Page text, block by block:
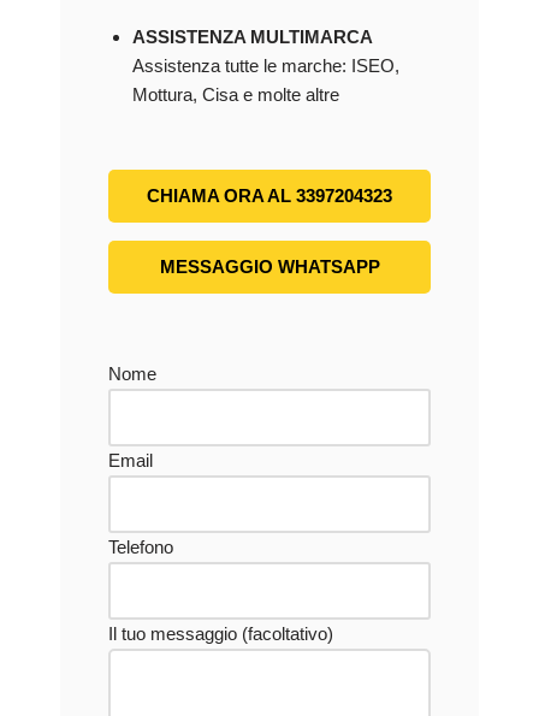
ASSISTENZA MULTIMARCA
Assistenza tutte le marche: ISEO,
Mottura, Cisa e molte altre
CHIAMA ORA AL 3397204323
MESSAGGIO WHATSAPP
Nome
Email
Telefono
Il tuo messaggio (facoltativo)